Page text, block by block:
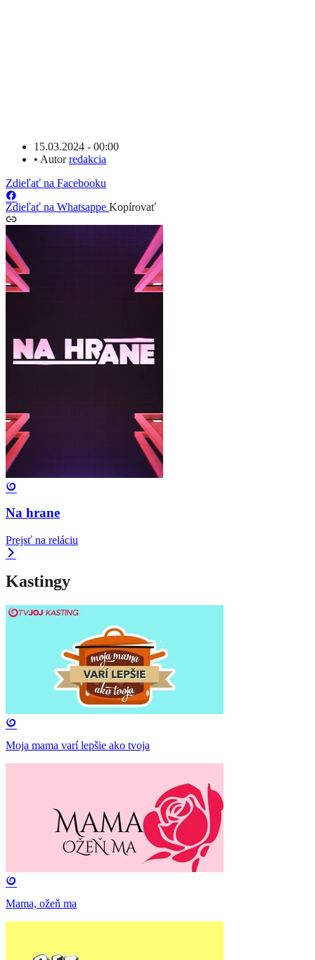
15.03.2024 - 00:00
• Autorredakcia
Zdieľať na Facebooku
Zdieľať na Whatsappe Kopírovať
Na hrane
Prejsť na reláciu
Kastingy
Moja mama varí lepšie ako tvoja
Mama, ožeň ma